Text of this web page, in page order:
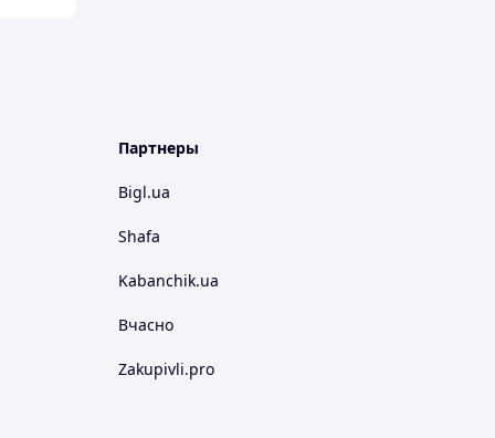
Партнеры
Bigl.ua
Shafa
Kabanchik.ua
Вчасно
Zakupivli.pro